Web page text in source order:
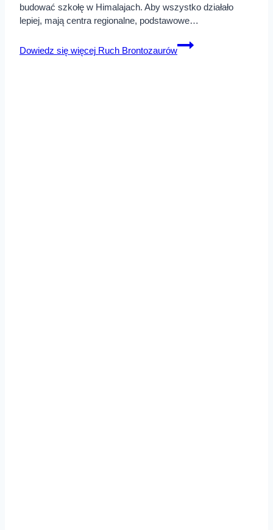
budować szkołę w Himalajach. Aby wszystko działało
lepiej, mają centra regionalne, podstawowe…
Dowiedz się więcej Ruch Brontozaurów